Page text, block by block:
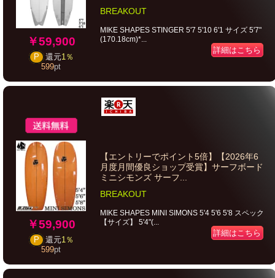
￥59,900
P 還元1％
599pt
BREAKOUT
MIKE SHAPES STINGER 5'7 5'10 6'1 サイズ 5'7"
(170.18cm)*...
詳細はこちら
￥59,900
P 還元1％
599pt
【エントリーでポイント5倍】【2026年6
月度月間優良ショップ受賞】サーフボード
ミニシモンズ サーフ...
BREAKOUT
MIKE SHAPES MINI SIMONS 5'4 5'6 5'8 スペック
【サイズ】 5'4"(...
詳細はこちら